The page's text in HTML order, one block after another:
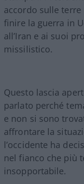
accordo sulle
finire la guerra in
all’Iran e ai suoi
missilistico.
Questo lascia
parlato perché
e non si sono
affrontare la
l’occidente ha
nel fianco che più
insopportabile.